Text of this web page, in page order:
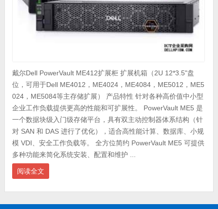
戴尔Dell PowerVault ME412扩展柜 扩展机箱（2U 12*3.5"盘
位，可用于Dell ME4012，ME4024，ME4084，ME5012，ME5
024，ME5084等主存储扩展） 产品特性 针对各种高价值中小型
企业工作负载提供更高的性能和可扩展性。 PowerVault ME5 是
一个数据块级入门级存储平台，具有双主动控制器体系结构（针
对 SAN 和 DAS 进行了优化），适合高性能计算、数据库、小规
模 VDI、安全工作负载等。 全方位简约 PowerVault ME5 可提供
多种功能来简化系统安装、配置和维护 ...
阅读全文